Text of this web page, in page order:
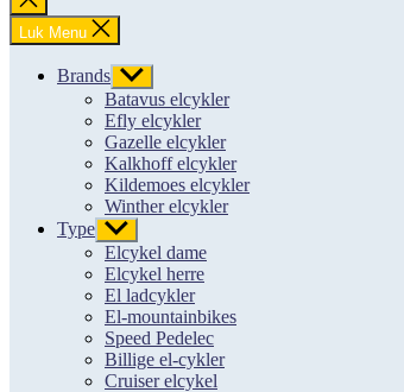
søgning
Luk Menu
Brands Vis
undermenu
Batavus elcykler
Efly elcykler
Gazelle elcykler
Kalkhoff elcykler
Kildemoes elcykler
Winther elcykler
Type Vis
undermenu
Elcykel dame
Elcykel herre
El ladcykler
El-mountainbikes
Speed Pedelec
Billige el-cykler
Cruiser elcykel